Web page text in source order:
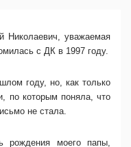
Николаевич, уважаемая
с ДК в 1997 году.
году, но, как только
по которым поняла, что
не стала.
рождения моего папы,